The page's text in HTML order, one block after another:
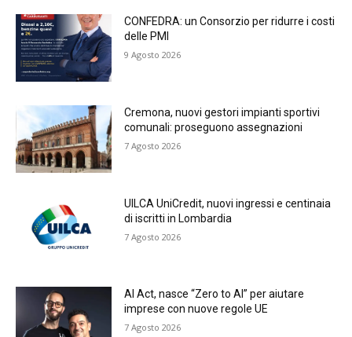
CONFEDRA: un Consorzio per ridurre i costi
delle PMI
9 Agosto 2026
Cremona, nuovi gestori impianti sportivi
comunali: proseguono assegnazioni
7 Agosto 2026
UILCA UniCredit, nuovi ingressi e centinaia
di iscritti in Lombardia
7 Agosto 2026
AI Act, nasce “Zero to AI” per aiutare
imprese con nuove regole UE
7 Agosto 2026